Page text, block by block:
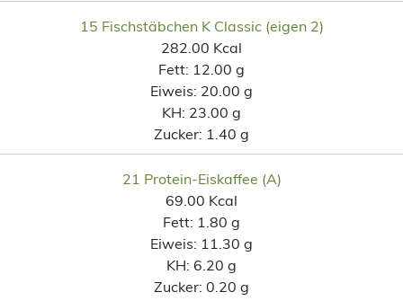
15 Fischstäbchen K Classic (eigen 2)
282.00 Kcal
Fett: 12.00 g
Eiweis: 20.00 g
KH: 23.00 g
Zucker: 1.40 g
21 Protein-Eiskaffee (A)
69.00 Kcal
Fett: 1.80 g
Eiweis: 11.30 g
KH: 6.20 g
Zucker: 0.20 g